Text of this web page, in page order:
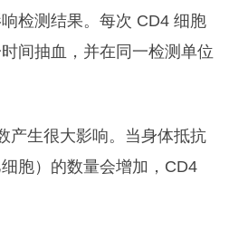
检测结果。每次 CD4 细胞
间抽血，并在同一检测单位
产生很大影响。当身体抵抗
胞）的数量会增加，CD4